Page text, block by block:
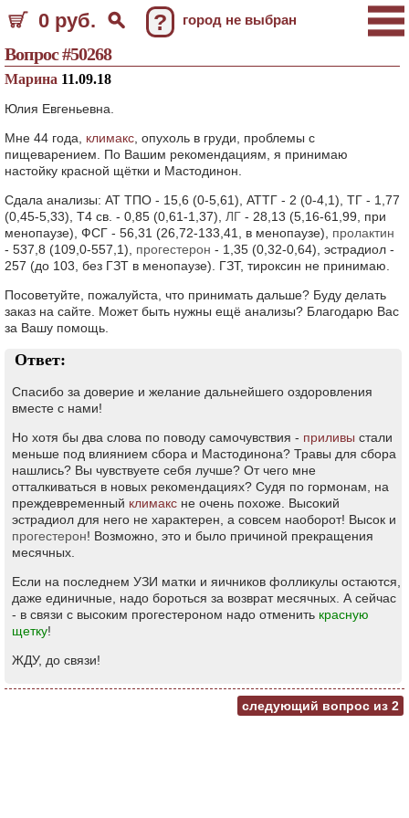
0 руб. ? город не выбран
Вопрос #50268
Марина 11.09.18
Юлия Евгеньевна.
Мне 44 года, климакс , опухоль в груди, проблемы с
пищеварением. По Вашим рекомендациям, я принимаю
настойку красной щётки и Мастодинон.
Сдала анализы: АТ ТПО - 15,6 (0-5,61), АТТГ - 2 (0-4,1), ТГ - 1,77
(0,45-5,33), Т4 св. - 0,85 (0,61-1,37), ЛГ - 28,13 (5,16-61,99, при
менопаузе), ФСГ - 56,31 (26,72-133,41, в менопаузе), пролактин
- 537,8 (109,0-557,1), прогестерон - 1,35 (0,32-0,64), эстрадиол -
257 (до 103, без ГЗТ в менопаузе). ГЗТ, тироксин не принимаю.
Посоветуйте, пожалуйста, что принимать дальше? Буду делать
заказ на сайте. Может быть нужны ещё анализы? Благодарю Вас
за Вашу помощь.
Ответ:
Спасибо за доверие и желание дальнейшего оздоровления
вместе с нами!
Но хотя бы два слова по поводу самочувствия - приливы стали
меньше под влиянием сбора и Мастодинона? Травы для сбора
нашлись? Вы чувствуете себя лучше? От чего мне
отталкиваться в новых рекомендациях? Судя по гормонам, на
преждевременный климакс не очень похоже. Высокий
эстрадиол для него не характерен, а совсем наоборот! Высок и
прогестерон! Возможно, это и было причиной прекращения
месячных.
Если на последнем УЗИ матки и яичников фолликулы остаются,
даже единичные, надо бороться за возврат месячных. А сейчас
- в связи с высоким прогестероном надо отменить красную
щетку!
ЖДУ, до связи!
следующий вопрос из 2